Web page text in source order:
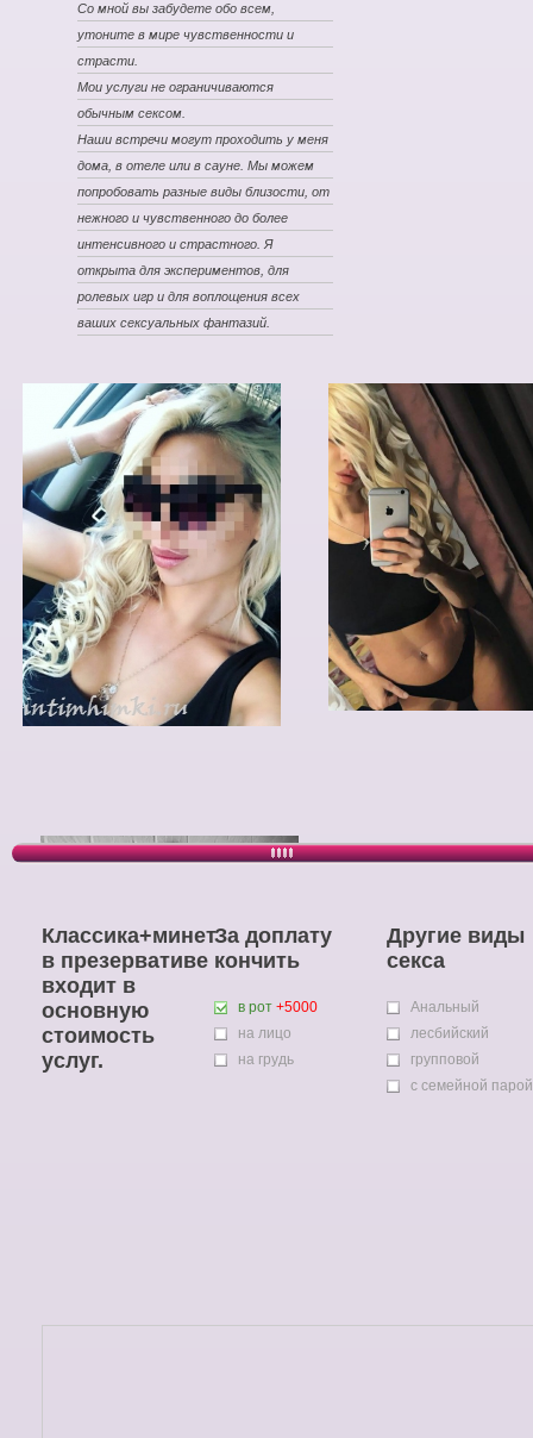
Со мной вы забудете обо всем,
утоните в мире чувственности и
страсти.
Мои услуги не ограничиваются
обычным сексом.
Наши встречи могут проходить у меня
дома, в отеле или в сауне. Мы можем
попробовать разные виды близости, от
нежного и чувственного до более
интенсивного и страстного. Я
открыта для экспериментов, для
ролевых игр и для воплощения всех
ваших сексуальных фантазий.
Классика+минет
в презервативе
входит в
основную
стоимость
услуг.
За доплату
кончить
в рот +5000
на лицо
на грудь
Другие виды
секса
Анальный
лесбийский
групповой
с семейной парой